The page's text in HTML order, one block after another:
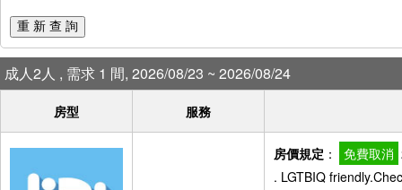
重 新 查 詢
成人2人 , 需求 1 間, 2026/08/23 ~ 2026/08/24
房型 服務
房價規定 ： 免費取消
. LGTBIQ